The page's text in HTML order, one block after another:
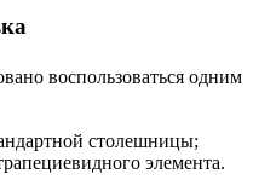
воспользоваться одним
столешницы;
элемента.